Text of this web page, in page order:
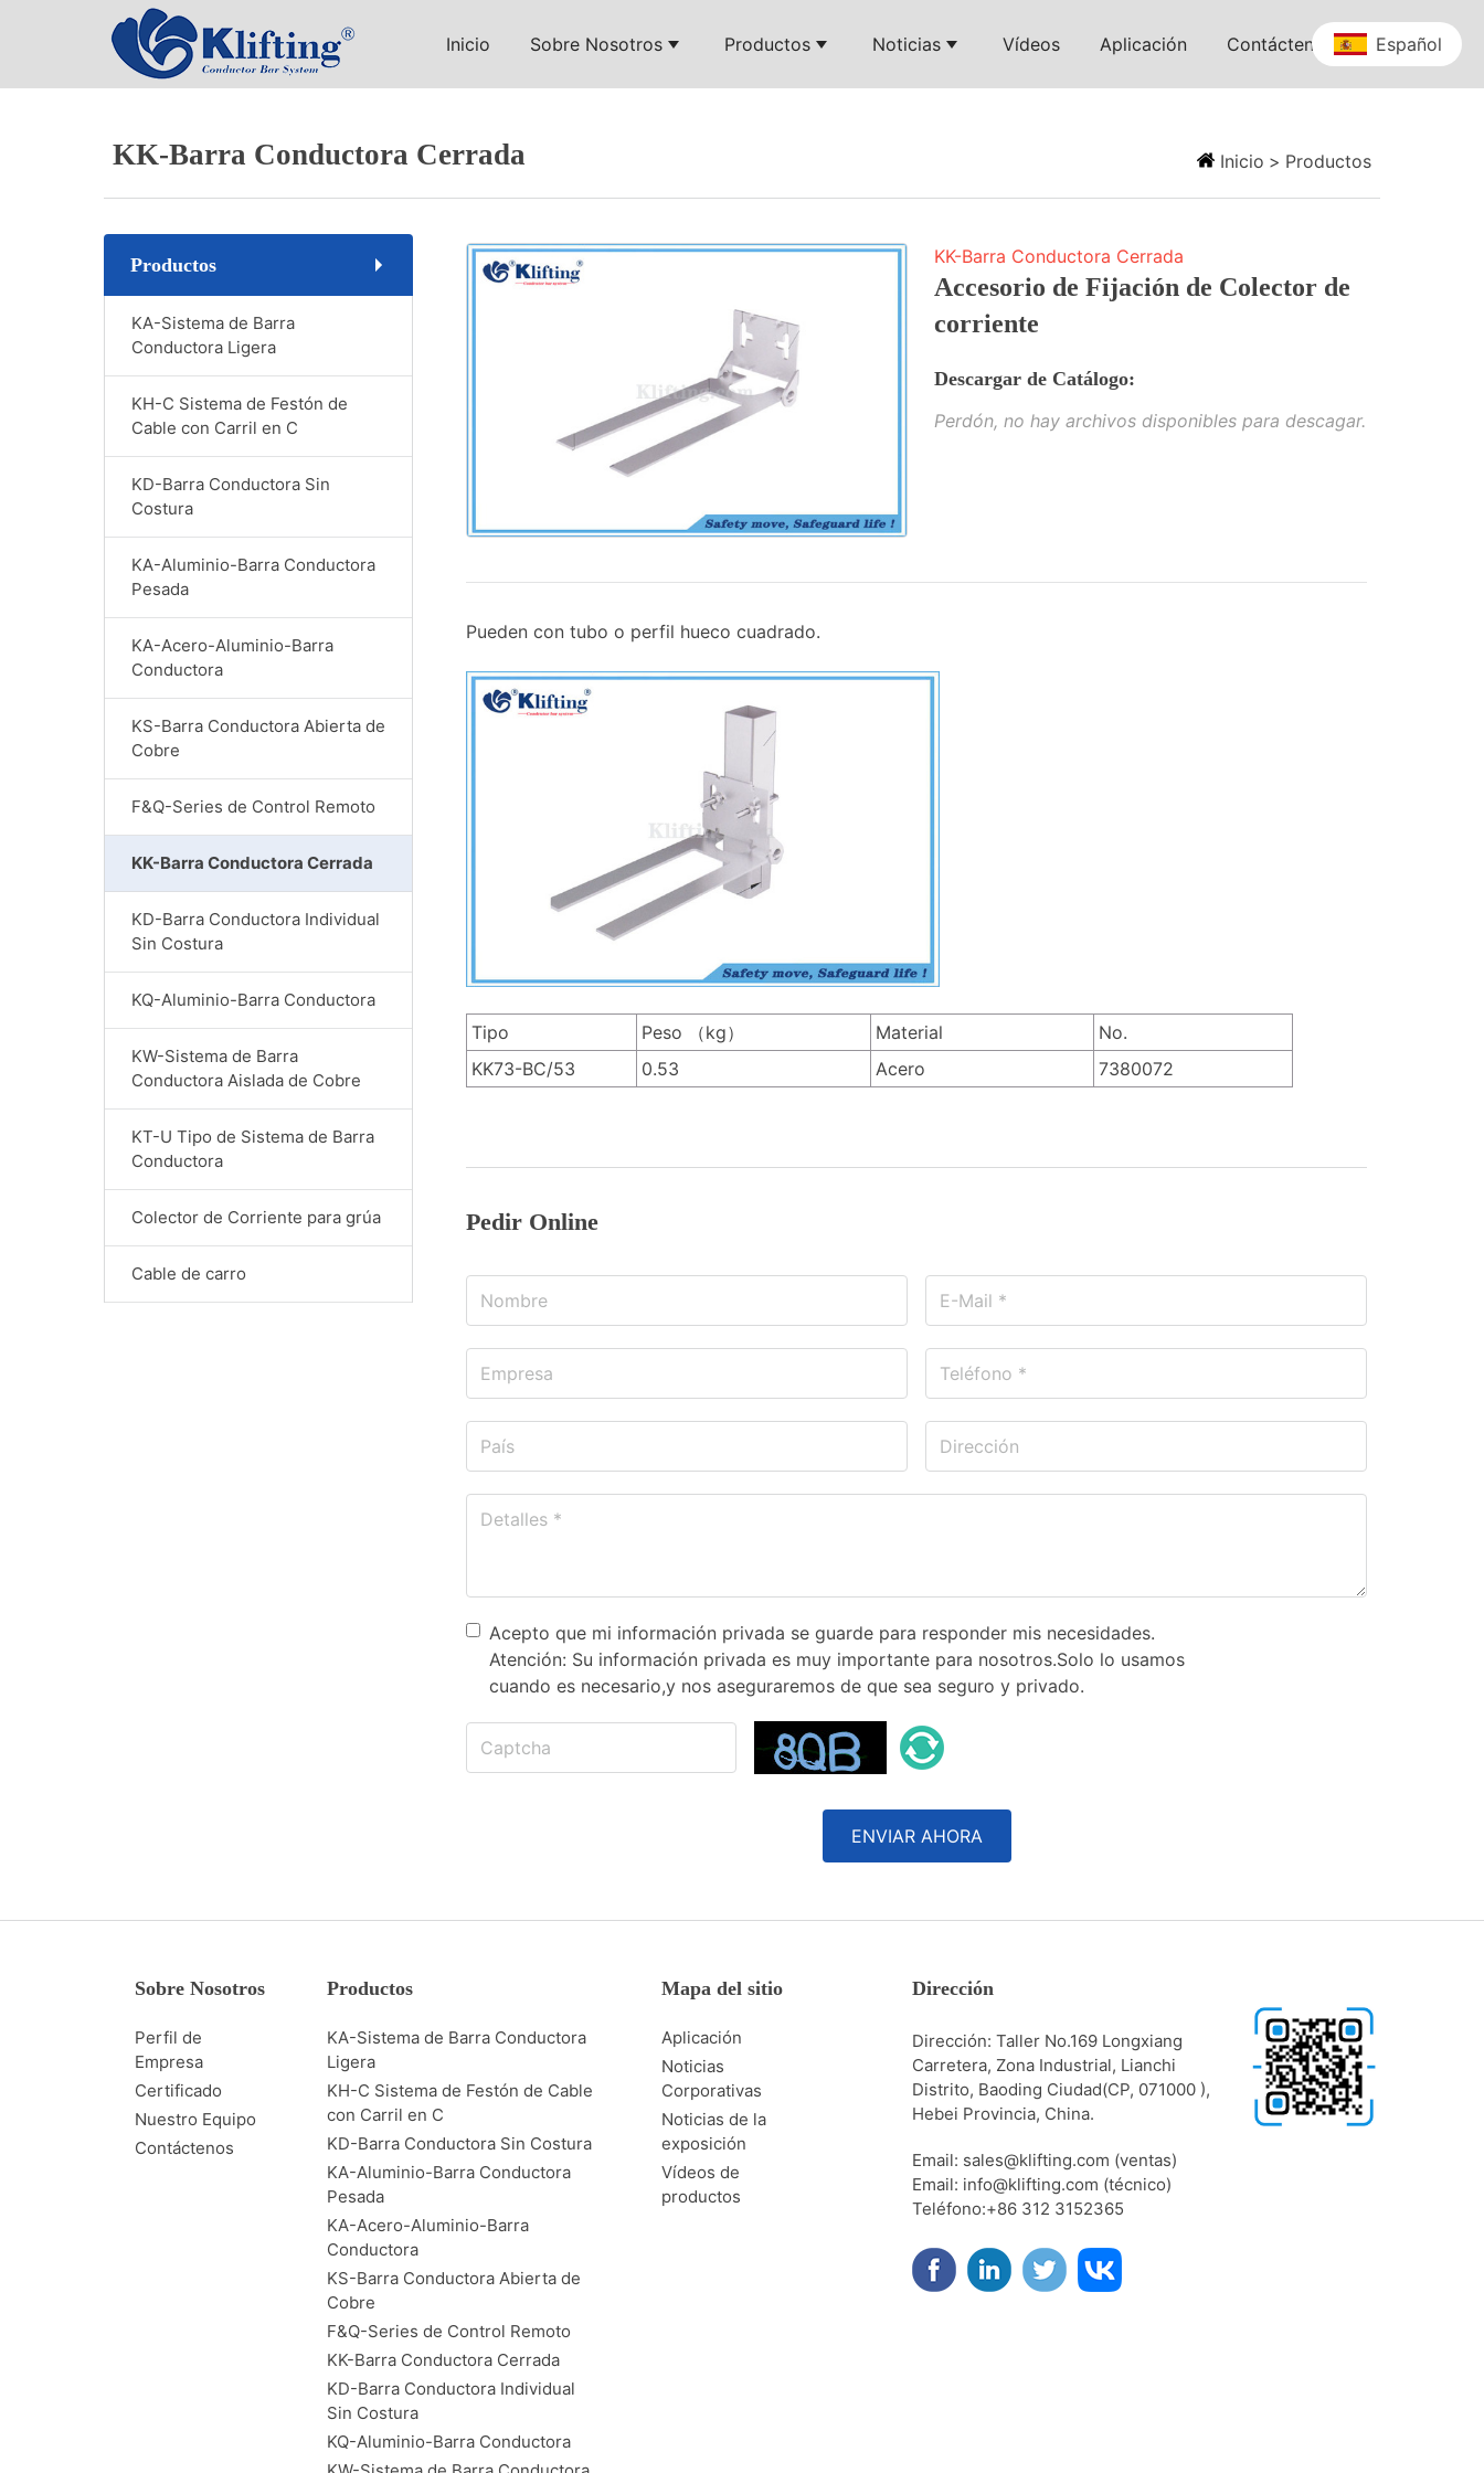
Inicio Sobre Nosotros Productos Noticias Vídeos Aplicación Contáctenos Español
KK-Barra Conductora Cerrada Inicio > Productos
Productos
KA-Sistema de Barra
Conductora Ligera
KH-C Sistema de Festón de
Cable con Carril en C
KD-Barra Conductora Sin
Costura
KA-Aluminio-Barra Conductora
Pesada
KA-Acero-Aluminio-Barra
Conductora
KS-Barra Conductora Abierta de
Cobre
F&Q-Series de Control Remoto
KK-Barra Conductora Cerrada
KD-Barra Conductora Individual
Sin Costura
KQ-Aluminio-Barra Conductora
KW-Sistema de Barra
Conductora Aislada de Cobre
KT-U Tipo de Sistema de Barra
Conductora
Colector de Corriente para grúa
Cable de carro
KK-Barra Conductora Cerrada
Accesorio de Fijación de Colector de
corriente
Descargar de Catálogo:
Perdón, no hay archivos disponibles para descagar.
Pueden con tubo o perfil hueco cuadrado.
Tipo Peso （kg） Material
No.
KK73-BC/53
0.53 Acero 7380072
Pedir Online
Acepto que mi información privada se guarde para responder mis necesidades.
Atención: Su información privada es muy importante para nosotros.Solo lo usamos
cuando es necesario,y nos aseguraremos de que sea seguro y privado.
ENVIAR AHORA
Sobre Nosotros
Perfil de
Empresa
Certificado
Nuestro Equipo
Contáctenos
Productos
KA-Sistema de Barra Conductora
Ligera
KH-C Sistema de Festón de Cable
con Carril en C
KD-Barra Conductora Sin Costura
KA-Aluminio-Barra Conductora
Pesada
KA-Acero-Aluminio-Barra
Conductora
KS-Barra Conductora Abierta de
Cobre
F&Q-Series de Control Remoto
KK-Barra Conductora Cerrada
KD-Barra Conductora Individual
Sin Costura
KQ-Aluminio-Barra Conductora
Mapa del sitio
Aplicación
Noticias
Corporativas
Noticias de la
exposición
Vídeos de
productos
Dirección
Dirección: Taller No.169 Longxiang
Carretera, Zona Industrial, Lianchi
Distrito, Baoding Ciudad(CP, 071000 ),
Hebei Provincia, China.
Email: sales@klifting.com (ventas)
Email: info@klifting.com (técnico)
Teléfono:+86 312 3152365